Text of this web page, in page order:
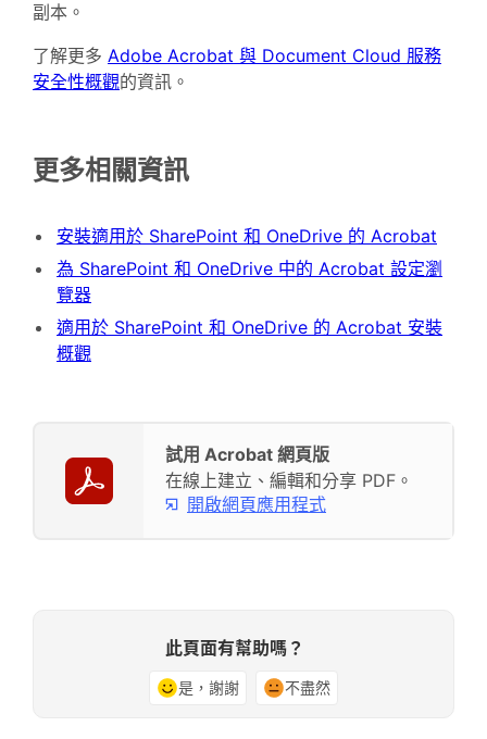
副本。
了解更多 Adobe Acrobat 與 Document Cloud 服務
安全性概觀的資訊。
更多相關資訊
安裝適用於 SharePoint 和 OneDrive 的 Acrobat
為 SharePoint 和 OneDrive 中的 Acrobat 設定瀏
覽器
適用於 SharePoint 和 OneDrive 的 Acrobat 安裝
概觀
試用 Acrobat 網頁版
在線上建立、編輯和分享 PDF。
開啟網頁應用程式
此頁面有幫助嗎？
是，謝謝 不盡然